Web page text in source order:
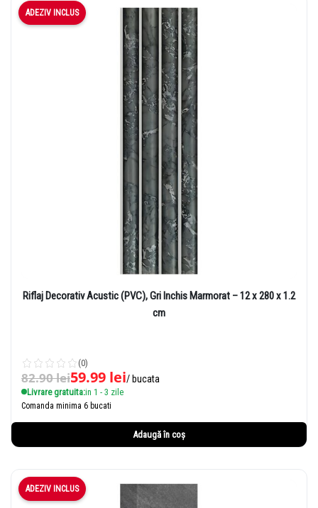
ADEZIV INCLUS
Riflaj Decorativ Acustic (PVC), Gri Inchis Marmorat – 12 x 280 x 1.2
cm
(0)
82.90lei59.99 lei/ bucata
Livrare gratuita:in 1 - 3 zile
Comanda minima 6 bucati
Adaugă în coș
ADEZIV INCLUS